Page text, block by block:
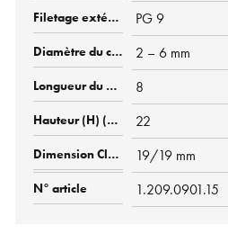
PG 9
2 – 6 mm
8
22
19/19 mm
1.209.0901.15